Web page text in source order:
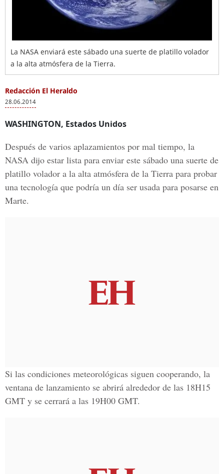
La NASA enviará este sábado una suerte de platillo volador
a la alta atmósfera de la Tierra.
Redacción El Heraldo
28.06.2014
WASHINGTON, Estados Unidos
Después de varios aplazamientos por mal tiempo, la
NASA dijo estar lista para enviar este sábado una suerte de
platillo volador a la alta atmósfera de la Tierra para probar
una tecnología que podría un día ser usada para posarse en
Marte.
Si las condiciones meteorológicas siguen cooperando, la
ventana de lanzamiento se abrirá alrededor de las 18H15
GMT y se cerrará a las 19H00 GMT.